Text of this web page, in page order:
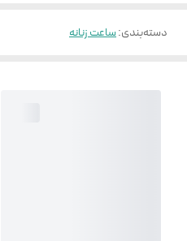
دسته‌بندی:ساعت زنانه